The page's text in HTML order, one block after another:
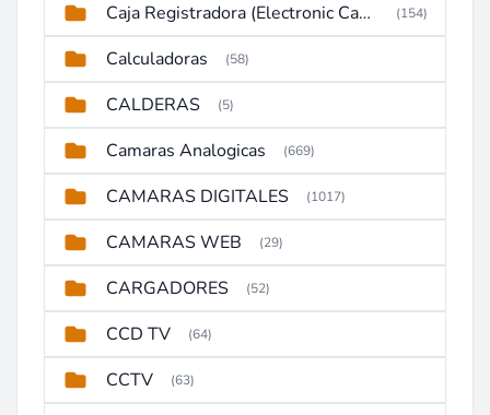
Caja Registradora (Electronic Cash Register) (154)
Calculadoras (58)
CALDERAS (5)
Camaras Analogicas (669)
CAMARAS DIGITALES (1017)
CAMARAS WEB (29)
CARGADORES (52)
CCD TV (64)
CCTV (63)